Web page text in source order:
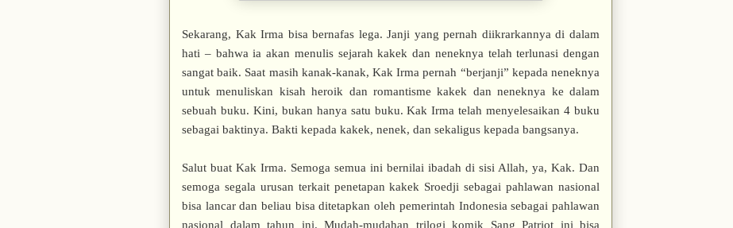
Sekarang, Kak Irma bisa bernafas lega. Janji yang pernah diikrarkannya di dalam
hati – bahwa ia akan menulis sejarah kakek dan neneknya telah terlunasi dengan
sangat baik. Saat masih kanak-kanak, Kak Irma pernah “berjanji” kepada neneknya
untuk menuliskan kisah heroik dan romantisme kakek dan neneknya ke dalam
sebuah buku. Kini, bukan hanya satu buku. Kak Irma telah menyelesaikan 4 buku
sebagai baktinya. Bakti kepada kakek, nenek, dan sekaligus kepada bangsanya.
Salut buat Kak Irma. Semoga semua ini bernilai ibadah di sisi Allah, ya, Kak. Dan
semoga segala urusan terkait penetapan kakek Sroedji sebagai pahlawan nasional
bisa lancar dan beliau bisa ditetapkan oleh pemerintah Indonesia sebagai pahlawan
nasional dalam tahun ini. Mudah-mudahan trilogi komik Sang Patriot ini bisa